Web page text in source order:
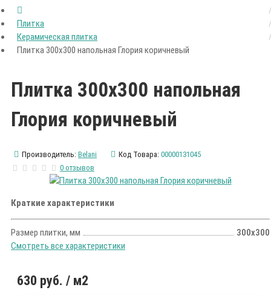
Плитка
Керамическая плитка
Плитка 300х300 напольная Глория коричневый
Плитка 300х300 напольная
Глория коричневый
Производитель: Belani Код Товара: 00000131045
0 отзывов
Краткие характеристики
Размер плитки, мм
300х300
Смотреть все характеристики
630 руб. / м2